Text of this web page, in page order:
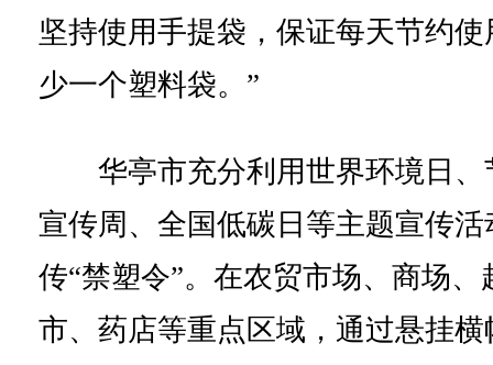
坚持使用手提袋，保证每天节约使
少一个塑料袋。”
华亭市充分利用世界环境日、
宣传周、全国低碳日等主题宣传活
传“禁塑令”。在农贸市场、商场、
市、药店等重点区域，通过悬挂横